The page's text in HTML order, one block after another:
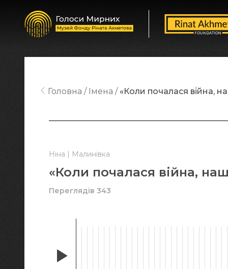
Ніна | Малинівка
«Коли почалася війна,
Переглядів 343
Головна Імена «Коли почалася війна,